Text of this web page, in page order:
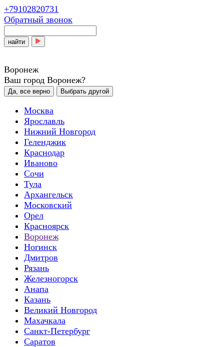
+79102820731
Обратный звонок
найти
Воронеж
Ваш город Воронеж?
Да, все верно Выбрать другой
Москва
Ярославль
Нижний Новгород
Геленджик
Краснодар
Иваново
Сочи
Тула
Архангельск
Московский
Орел
Красноярск
Воронеж
Ногинск
Дмитров
Рязань
Железногорск
Анапа
Казань
Великий Новгород
Махачкала
Санкт-Петербург
Саратов